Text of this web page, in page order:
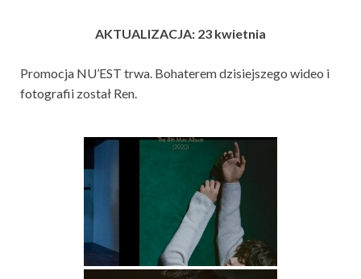
AKTUALIZACJA: 23 kwietnia
Promocja NU’EST trwa. Bohaterem dzisiejszego wideo i
fotografii został Ren.